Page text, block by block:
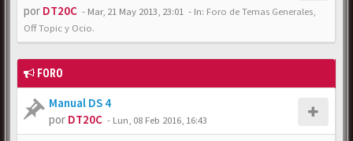
por DT20C - Mar, 21 May 2013, 23:01 - In: Foro de Temas Generales,
Off Topic y Ocio.
FORO
Manual DS 4
por DT20C - Lun, 08 Feb 2016, 16:43